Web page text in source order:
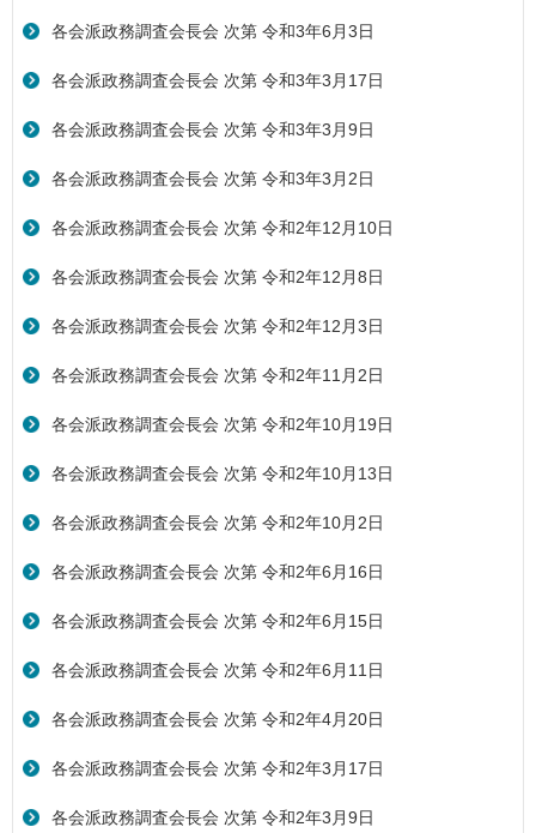
各会派政務調査会長会 次第 令和3年6月3日
各会派政務調査会長会 次第 令和3年3月17日
各会派政務調査会長会 次第 令和3年3月9日
各会派政務調査会長会 次第 令和3年3月2日
各会派政務調査会長会 次第 令和2年12月10日
各会派政務調査会長会 次第 令和2年12月8日
各会派政務調査会長会 次第 令和2年12月3日
各会派政務調査会長会 次第 令和2年11月2日
各会派政務調査会長会 次第 令和2年10月19日
各会派政務調査会長会 次第 令和2年10月13日
各会派政務調査会長会 次第 令和2年10月2日
各会派政務調査会長会 次第 令和2年6月16日
各会派政務調査会長会 次第 令和2年6月15日
各会派政務調査会長会 次第 令和2年6月11日
各会派政務調査会長会 次第 令和2年4月20日
各会派政務調査会長会 次第 令和2年3月17日
各会派政務調査会長会 次第 令和2年3月9日